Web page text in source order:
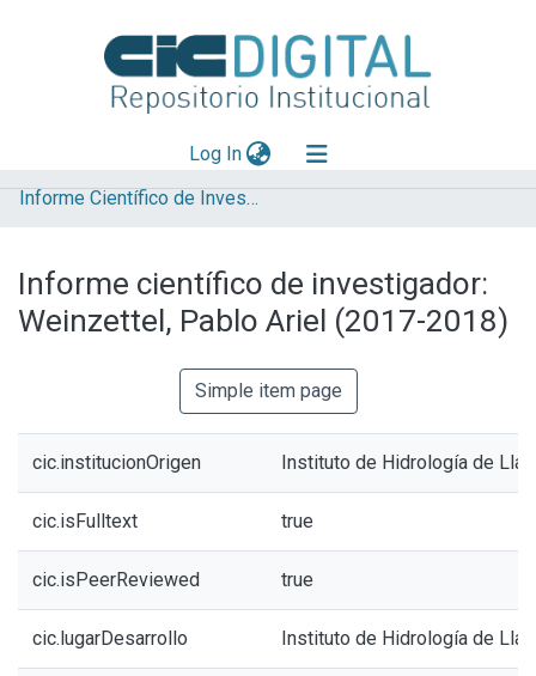
Log In(current)
Explorar
Aportar material
Informe Científico de Investigador
Informe científico de investigador:
Weinzettel, Pablo Ariel (2017-2018)
Simple item page
cic.institucionOrigen Instituto de Hidrología de
cic.isFulltext true
cic.isPeerReviewed true
cic.lugarDesarrollo Instituto de Hidrología de